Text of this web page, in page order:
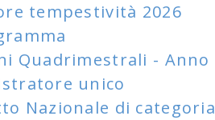
tempestività 2026
Quadrimestrali - Anno
unico
Nazionale di categoria